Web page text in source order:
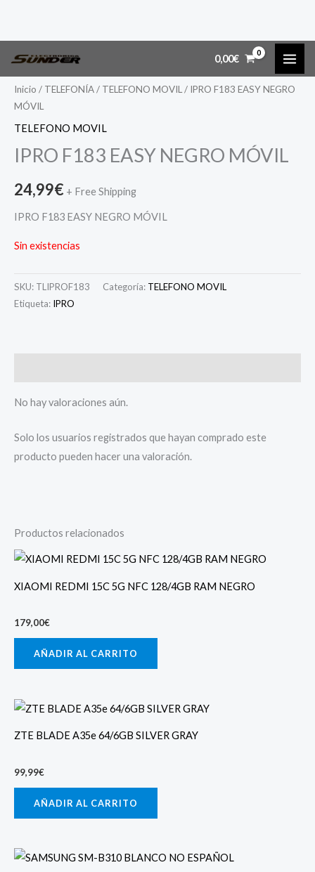
contenido
0,00€
Inicio / TELEFONÍA/ TELEFONO MOVIL / IPRO F183 EASY NEGRO
MÓVIL
TELEFONO MOVIL
IPRO F183 EASY NEGRO MÓVIL
24,99€ + Free Shipping
IPRO F183 EASY NEGRO MÓVIL
Sin existencias
SKU: TLIPROF183 Categoría: TELEFONO MOVIL
Etiqueta: IPRO
No hay valoraciones aún.
Solo los usuarios registrados que hayan comprado este
producto pueden hacer una valoración.
Productos relacionados
XIAOMI REDMI 15C 5G NFC 128/4GB RAM NEGRO
179,00€
AÑADIR AL CARRITO
ZTE BLADE A35e 64/6GB SILVER GRAY
99,99€
AÑADIR AL CARRITO